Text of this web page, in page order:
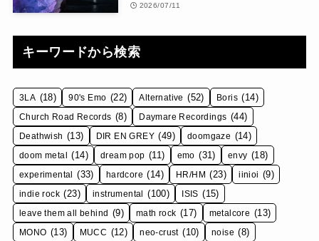
2026/07/11
キーワードから検索
3LA (18) 90's Emo (22) Alternative (52) Boris (14)
Church Road Records (8) Daymare Recordings (44)
Deathwish (13) DIR EN GREY (49) doomgaze (14)
doom metal (14) dream pop (11) emo (31) envy (18)
experimental (33) hardcore (14) HR/HM (23) iinioi (9)
indie rock (23) instrumental (100) ISIS (15)
leave them all behind (9) math rock (17) metalcore (13)
MONO (13) MUCC (12) neo-crust (10) noise (8)